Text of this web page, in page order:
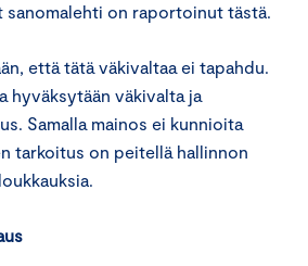
sanomalehti on raportoinut tästä.
että tätä väkivaltaa ei tapahdu.
hyväksytään väkivalta ja
Samalla mainos ei kunnioita
tarkoitus on peitellä hallinnon